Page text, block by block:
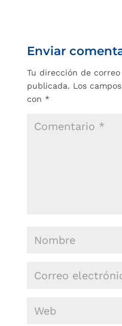
Enviar
Tu dirección de
publicada. Los
con *